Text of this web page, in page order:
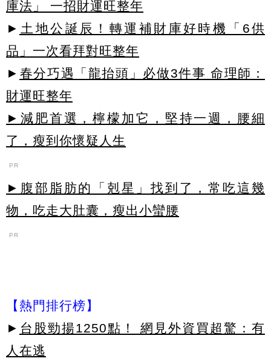
庫法」 一招財運旺整年
► 土地公誕辰！轉運補財庫好時機「6供
品」一次看拜對旺整年
► 春分巧遇「龍抬頭」必做3件事 命理師：
財運旺整年
►減肥首選，檸檬加它，堅持一週，腰細
了，瘦到你懷疑人生
PR
►腹部脂肪的「剋星」找到了，常吃這幾
物，吃走大肚囊，瘦出小蠻腰
PR
【熱門排行榜】
► 台股勁揚1250點！ 網見外資買超驚：有
人在逃